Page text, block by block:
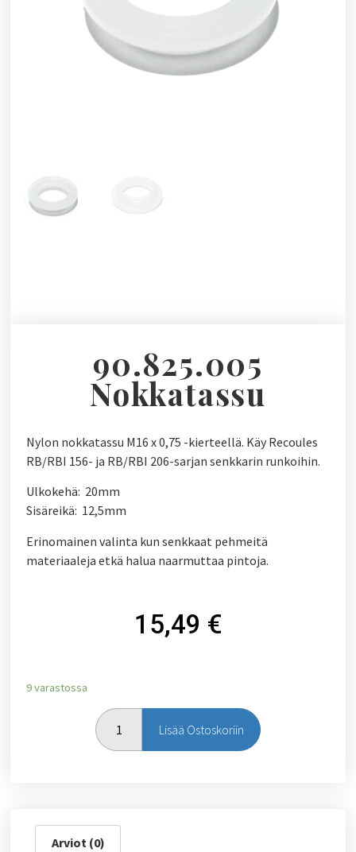
90.825.005
Nokkatassu
Nylon nokkatassu M16 x 0,75 -kierteellä. Käy Recoules
RB/RBI 156- ja RB/RBI 206-sarjan senkkarin runkoihin.
Ulkokehä: 20mm
Sisäreikä: 12,5mm
Erinomainen valinta kun senkkaat pehmeitä
materiaaleja etkä halua naarmuttaa pintoja.
15,49 €
9 varastossa
Lisää Ostoskoriin
Arviot (0)